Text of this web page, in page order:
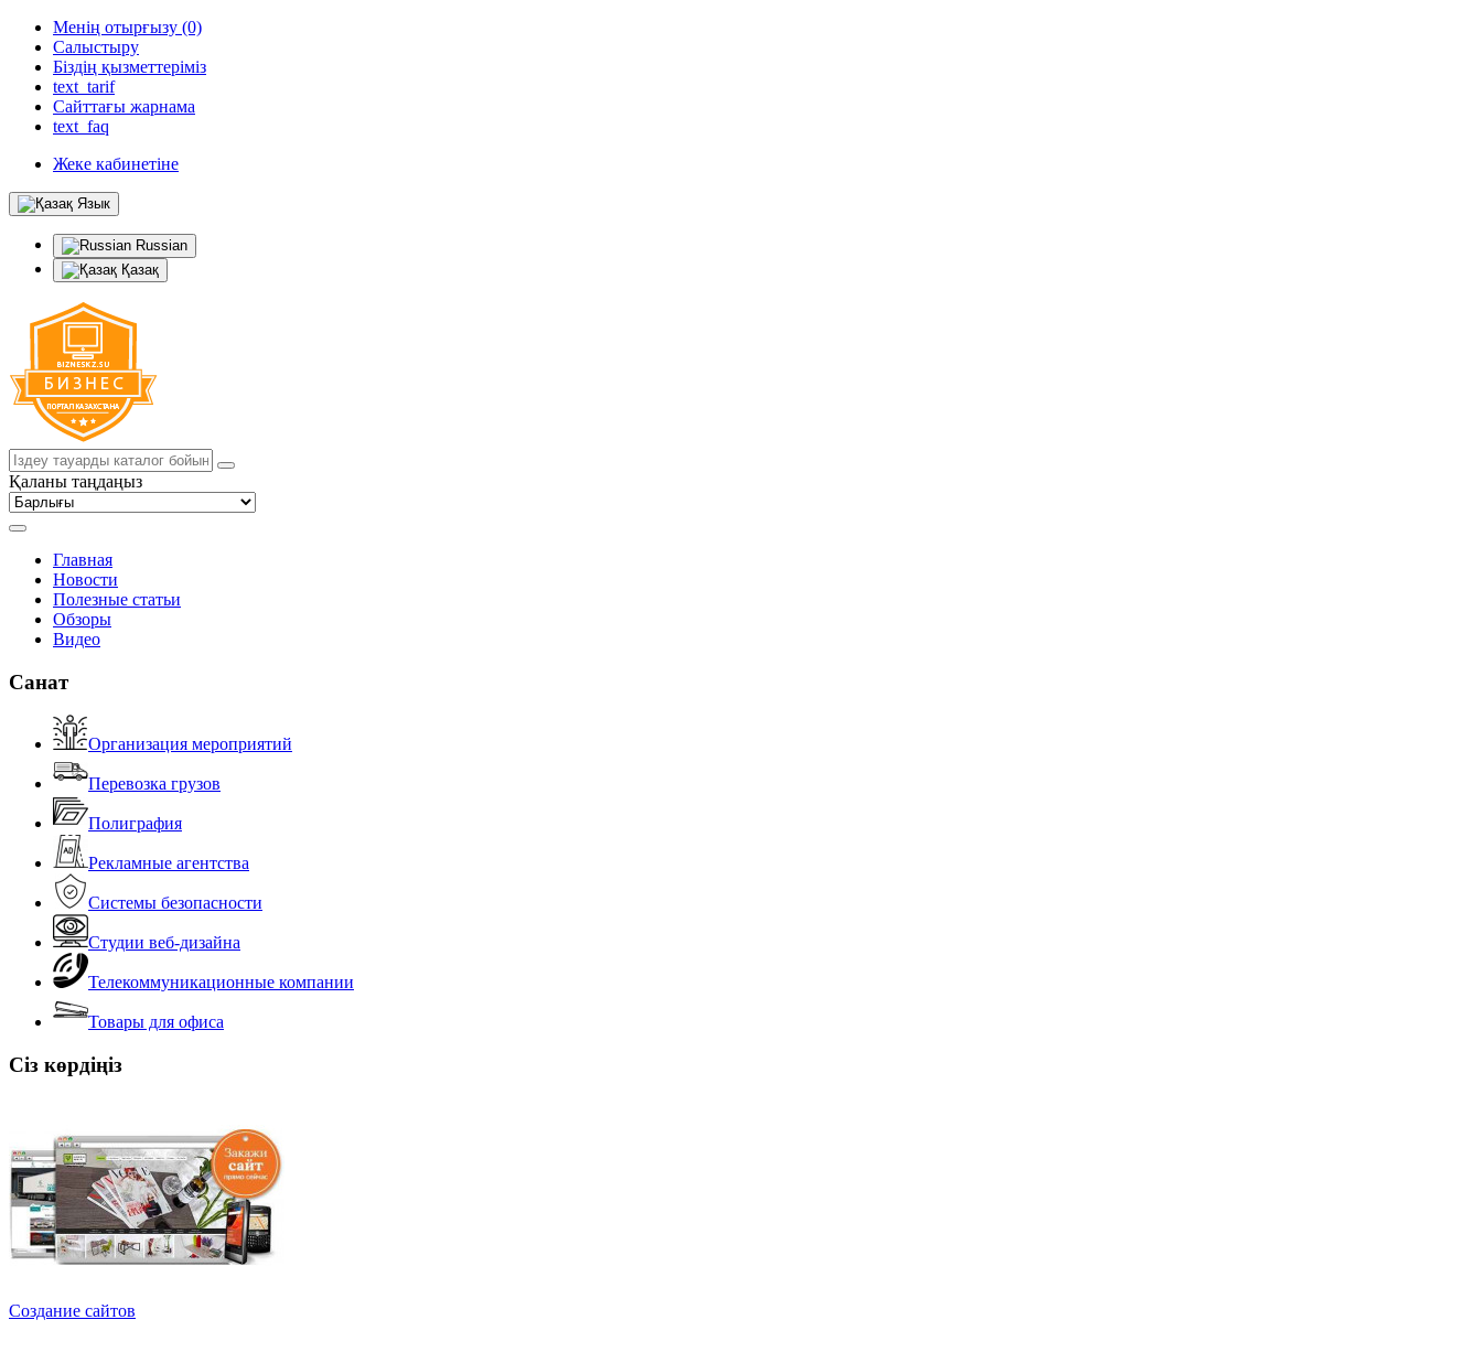
Менің отырғызу (0)
Салыстыру
Біздің қызметтеріміз
text_tarif
Сайттағы жарнама
text_faq
Жеке кабинетіне
Язык
Russian
Қазақ
Қаланы таңдаңыз
Главная
Новости
Полезные статьи
Обзоры
Видео
Санат
Организация мероприятий
Перевозка грузов
Полиграфия
Рекламные агентства
Системы безопасности
Студии веб-дизайна
Телекоммуникационные компании
Товары для офиса
Сіз көрдіңіз
Создание сайтов